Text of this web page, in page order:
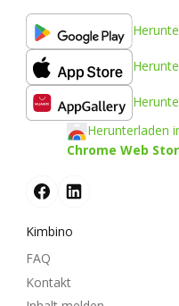
Herunterladen
Chrome Web
Kimbino
FAQ
Kontakt